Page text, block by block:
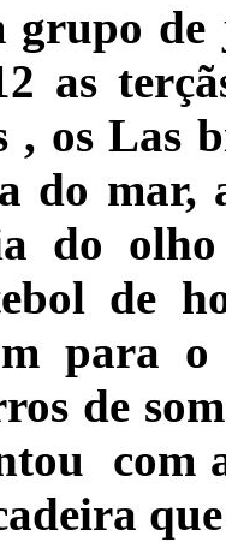
as
, os Las
do mar,
do
de
para
de
com